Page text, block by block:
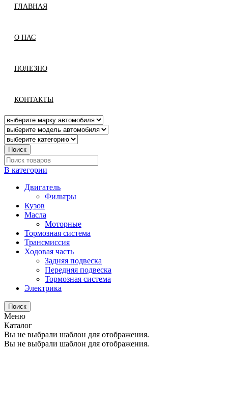
ГЛАВНАЯ
О НАС
ПОЛЕЗНО
КОНТАКТЫ
Поиск
В категории
Двигатель
Фильтры
Кузов
Масла
Моторные
Тормозная система
Трансмиссия
Ходовая часть
Задняя подвеска
Передняя подвеска
Тормозная система
Электрика
Поиск
Меню
Каталог
Вы не выбрали шаблон для отображения.
Вы не выбрали шаблон для отображения.